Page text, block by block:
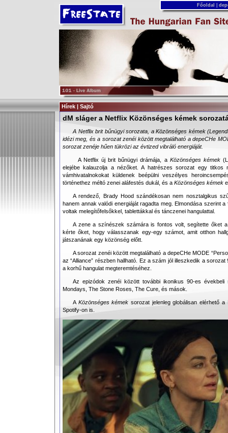
Főoldal
Hírek | Sajtó
dM sláger a Netflix Közönséges kémek
A Netflix brit bűnügyi sorozata, a Közönséges kémek
idézi meg, és a sorozat zenéi között megtalálható a depeCHe
sorozat zenéje hűen tükrözi az évtized vibráló energiáját.
A Netflix új brit bűnügyi drámája, a Közönséges kémek
elejébe kalauzolja a nézőket. A hatrészes sorozat egy titkos
vámhivatalnokokat küldenek beépülni veszélyes
történethez méltó zenei aláfestés dukál, és a Közönséges kémek
A rendező, Brady Hood szándékosan nem nosztalgikus
hanem annak valódi energiáját ragadta meg. Elmondása szerint
voltak melegítőfelsőkkel, tablettákkal és tánczenei hangulattal.
A zene a színészek számára is fontos volt, segítette őket
kérte őket, hogy válasszanak egy-egy számot, amit otthon
játszanának egy közönség előtt.
A sorozat zenéi között megtalálható a depeCHe MODE
az “Alliance” részben hallható. Ez a szám jól illeszkedik a
a korhű hangulat megteremtéséhez.
Az epizódok zenéi között további ikonikus 90-es
Mondays, The Stone Roses, The Cure, és mások.
A Közönséges kémek sorozat jelenleg globálisan elérhető
Spotify-on is.